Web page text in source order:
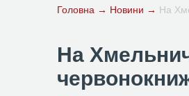
Головна → Новини → На
На